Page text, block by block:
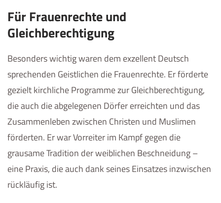
Für Frauenrechte und
Gleichberechtigung
Besonders wichtig waren dem exzellent Deutsch
sprechenden Geistlichen die Frauenrechte. Er förderte
gezielt kirchliche Programme zur Gleichberechtigung,
die auch die abgelegenen Dörfer erreichten und das
Zusammenleben zwischen Christen und Muslimen
förderten. Er war Vorreiter im Kampf gegen die
grausame Tradition der weiblichen Beschneidung –
eine Praxis, die auch dank seines Einsatzes inzwischen
rückläufig ist.